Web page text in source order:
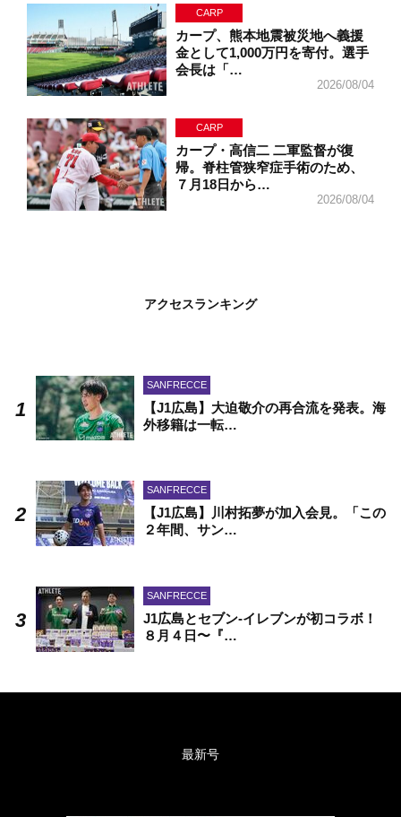
CARP
カープ、熊本地震被災地へ義援
金として1,000万円を寄付。選手
会長は「…
2026/08/04
CARP
カープ・高信二 二軍監督が復
帰。脊柱管狭窄症手術のため、
７月18日から…
2026/08/04
アクセスランキング
SANFRECCE
【J1広島】大迫敬介の再合流を発表。海
外移籍は一転…
SANFRECCE
【J1広島】川村拓夢が加入会見。「この
２年間、サン…
SANFRECCE
J1広島とセブン-イレブンが初コラボ！
８月４日〜『…
最新号